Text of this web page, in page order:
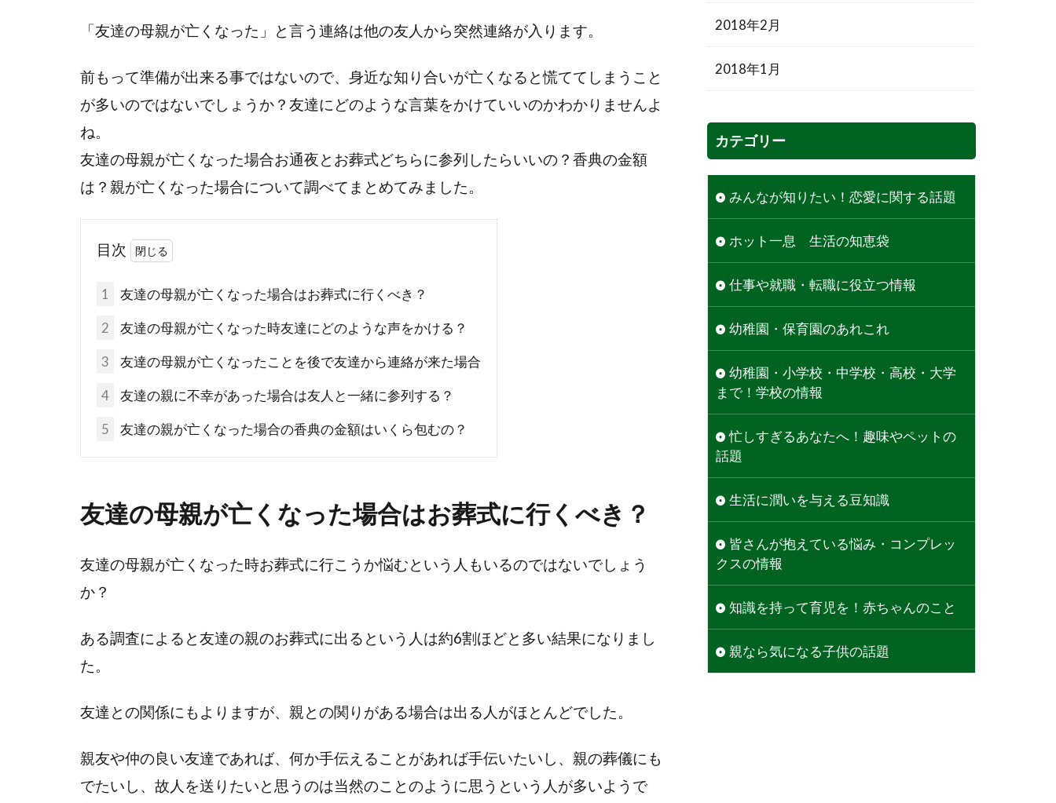
「友達の母親が亡くなった」と言う連絡は他の友人から突然連絡が入ります。
前もって準備が出来る事ではないので、身近な知り合いが亡くなると慌ててしまうこと
が多いのではないでしょうか？友達にどのような言葉をかけていいのかわかりませんよ
ね。
友達の母親が亡くなった場合お通夜とお葬式どちらに参列したらいいの？香典の金額
は？親が亡くなった場合について調べてまとめてみました。
目次
1 友達の母親が亡くなった場合はお葬式に行くべき？
2 友達の母親が亡くなった時友達にどのような声をかける？
3 友達の母親が亡くなったことを後で友達から連絡が来た場合
4 友達の親に不幸があった場合は友人と一緒に参列する？
5 友達の親が亡くなった場合の香典の金額はいくら包むの？
友達の母親が亡くなった場合はお葬式に行くべき？
友達の母親が亡くなった時お葬式に行こうか悩むという人もいるのではないでしょう
か？
ある調査によると友達の親のお葬式に出るという人は約6割ほどと多い結果になりまし
た。
友達との関係にもよりますが、親との関りがある場合は出る人がほとんどでした。
親友や仲の良い友達であれば、何か手伝えることがあれば手伝いたいし、親の葬儀にも
でたいし、故人を送りたいと思うのは当然のことのように思うという人が多いようで
2018年2月
2018年1月
カテゴリー
みんなが知りたい！恋愛に関する話題
ホット一息 生活の知恵袋
仕事や就職・転職に役立つ情報
幼稚園・保育園のあれこれ
幼稚園・小学校・中学校・高校・大学
まで！学校の情報
忙しすぎるあなたへ！趣味やペットの
話題
生活に潤いを与える豆知識
皆さんが抱えている悩み・コンプレッ
クスの情報
知識を持って育児を！赤ちゃんのこと
親なら気になる子供の話題